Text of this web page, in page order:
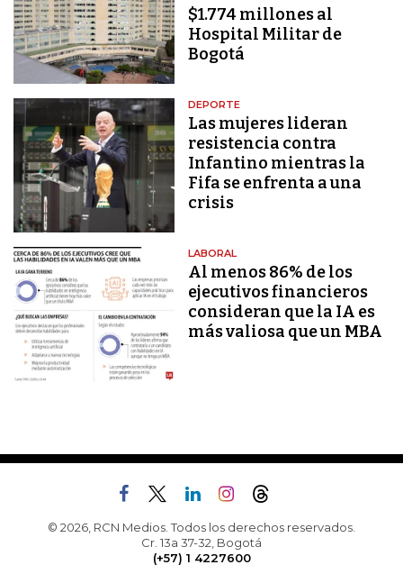
$1.774 millones al
Hospital Militar de
Bogotá
DEPORTE
Las mujeres lideran
resistencia contra
Infantino mientras la
Fifa se enfrenta a una
crisis
LABORAL
Al menos 86% de los
ejecutivos financieros
consideran que la IA es
más valiosa que un MBA
© 2026, RCN Medios. Todos los derechos reservados.
Cr. 13a 37-32, Bogotá
(+57) 1 4227600